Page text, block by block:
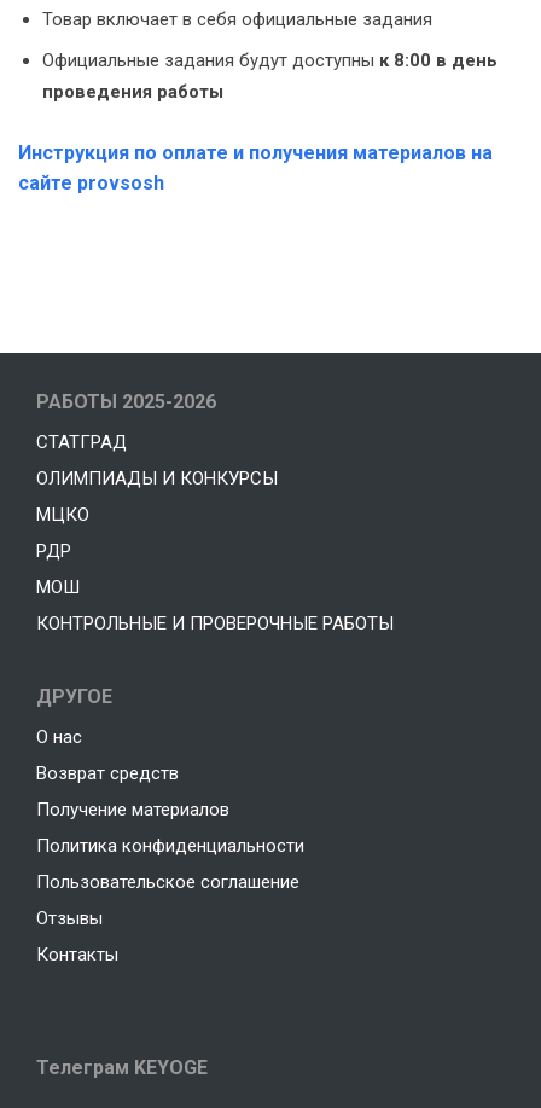
Товар включает в себя официальные задания
Официальные задания будут доступны к 8:00 в день
проведения работы
Инструкция по оплате и получения материалов на
сайте provsosh
РАБОТЫ 2025-2026
СТАТГРАД
ОЛИМПИАДЫ И КОНКУРСЫ
МЦКО
РДР
МОШ
КОНТРОЛЬНЫЕ И ПРОВЕРОЧНЫЕ РАБОТЫ
ДРУГОЕ
О нас
Возврат средств
Получение материалов
Политика конфиденциальности
Пользовательское соглашение
Отзывы
Контакты
Телеграм KEYOGE